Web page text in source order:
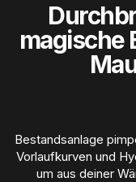
magische
Bestandsanlage
Vorlaufkurven und
um aus deiner